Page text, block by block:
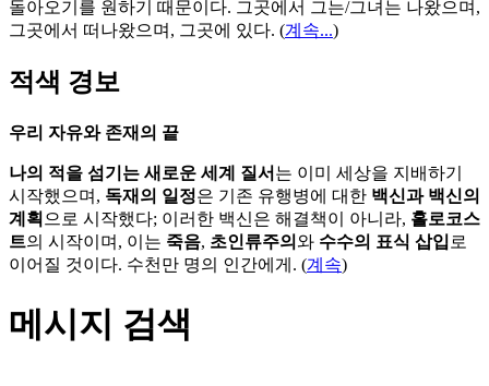
돌아오기를 원하기 때문이다. 그곳에서 그는/그녀는 나왔으며,
그곳에서 떠나왔으며, 그곳에 있다. (계속...)
적색 경보
우리 자유와 존재의 끝
나의 적을 섬기는 새로운 세계 질서 는 이미 세상을 지배하기
시작했으며, 독재의 일정은 기존 유행병에 대한 백신과 백신의
계획 으로 시작했다; 이러한 백신은 해결책이 아니라, 홀로코스
트의 시작이며, 이는 죽음, 초인류주의 와 수수의 표식 삽입 로
이어질 것이다. 수천만 명의 인간에게. (계속)
메시지 검색